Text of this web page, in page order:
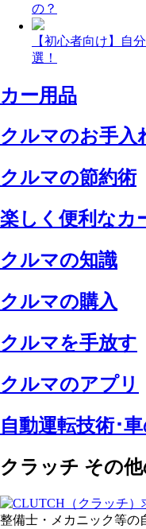
の？
【初心者向け】自
選！
カー用品
クルマのお手入
クルマの節約術
楽しく便利なカ
クルマの知識
クルマの購入
クルマを手放す
クルマのアプリ
自動運転技術･
クラッチ その
整備士・メカニック等の